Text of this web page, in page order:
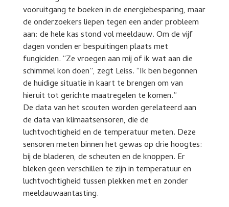
vooruitgang te boeken in de energiebesparing, maar
de onderzoekers liepen tegen een ander probleem
aan: de hele kas stond vol meeldauw. Om de vijf
dagen vonden er bespuitingen plaats met
fungiciden. “Ze vroegen aan mij of ik wat aan die
schimmel kon doen”, zegt Leiss. “Ik ben begonnen
de huidige situatie in kaart te brengen om van
hieruit tot gerichte maatregelen te komen.”
De data van het scouten worden gerelateerd aan
de data van klimaatsensoren, die de
luchtvochtigheid en de temperatuur meten. Deze
sensoren meten binnen het gewas op drie hoogtes:
bij de bladeren, de scheuten en de knoppen. Er
bleken geen verschillen te zijn in temperatuur en
luchtvochtigheid tussen plekken met en zonder
meeldauwaantasting.